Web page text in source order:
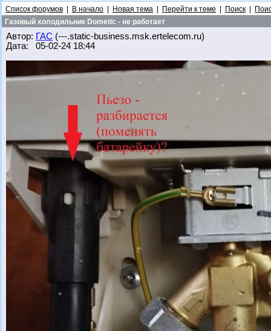
Список форумов В начало Новая тема Перейти к теме Поиск
Газовый холодильник Dometic - не работает
Автор: ГАС (---.static-business.msk.ertelecom.ru)
Дата: 05-02-24 18:44